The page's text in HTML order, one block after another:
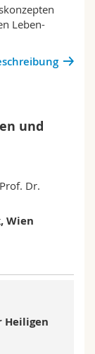
Leben-
und
Dr.
Wien
Heiligen